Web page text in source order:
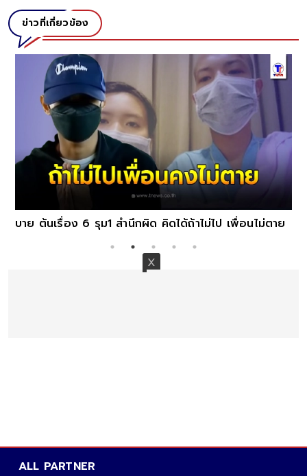
ข่าวที่เกี่ยวข้อง
บาย ต้นเรื่อง 6 รุม1 สำนึกผิด คิดได้ถ้าไม่ไป เพื่อนไม่ตาย
ALL PARTNER